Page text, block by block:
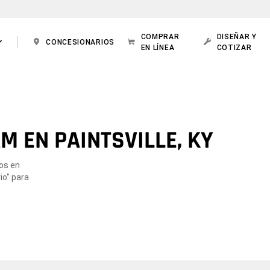
CONCESIONARIOS
COMPRAR
EN LÍNEA
DISEÑAR Y
COTIZAR
EN PAINTSVILLE, KY
en
para